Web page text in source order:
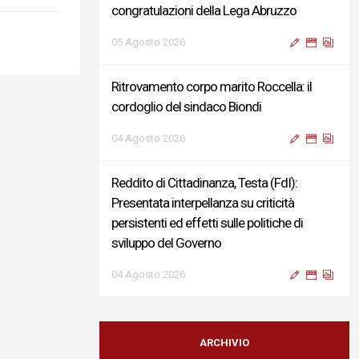
congratulazioni della Lega Abruzzo
05 Agosto 2026
Ritrovamento corpo marito Roccella: il
cordoglio del sindaco Biondi
04 Agosto 2026
Reddito di Cittadinanza, Testa (FdI):
Presentata interpellanza su criticità
persistenti ed effetti sulle politiche di
sviluppo del Governo
04 Agosto 2026
Sigismondi, Liris e Testa: “Profondo
cordoglio e vicinanza al Ministro Roccella e
ARCHIVIO